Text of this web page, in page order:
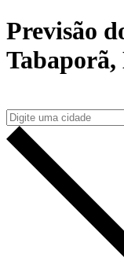
Previsão